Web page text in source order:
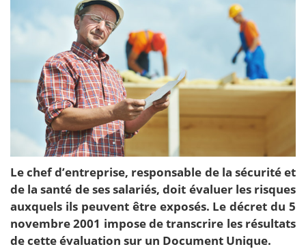
Le chef d’entreprise, responsable de la sécurité et
de la santé de ses salariés, doit évaluer les risques
auxquels ils peuvent être exposés. Le décret du 5
novembre 2001 impose de transcrire les résultats
de cette évaluation sur un Document Unique.